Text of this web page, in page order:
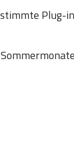
Plug-